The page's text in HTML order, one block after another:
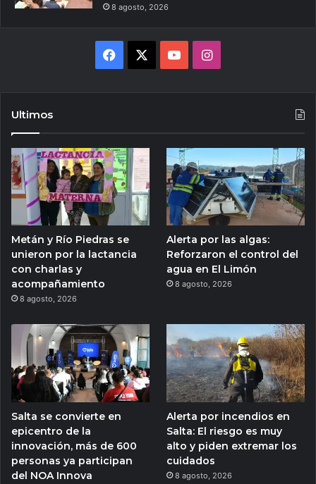
8 agosto, 2026
Facebook YouTubeInstagram
Ultimos
Metán y Río Piedras se
unieron por la lactancia
con charlas y
acompañamiento
8 agosto, 2026
Alerta por las algas:
Reforzaron el control del
agua en El Limón
8 agosto, 2026
Salta se convierte en
epicentro de la
innovación, más de 600
personas ya participan
del NOA Innova
Alerta por incendios en
Salta: El riesgo es muy
alto y piden extremar los
cuidados
8 agosto, 2026